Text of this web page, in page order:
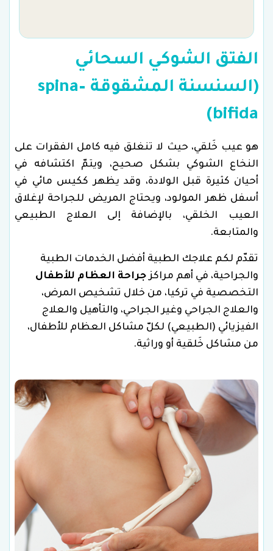
الفتق الشوكي السحائي
(السنسنة المشقوقة –spina
bifida)
هو عيب خَلقي، حيث لا تنغلق فيه كامل الفقرات على
النخاع الشوكي بشكل صحيح، ويتمّ اكتشافه في
أحيان كثيرة قبل الولادة، وقد يظهر ككيس مائي في
أسفل ظهر المولود، ويحتاج المريض للجراحة لإغلاق
العيب الخلقي، بالإضافة إلى العلاج الطبيعي
والمتابعة.
تقدّم لكم علاجك الطبية أفضل الخدمات الطبية
والجراحية، في أهم مراكزجراحة العظام للأطفال
التخصصية في تركيا، من خلال تشخيص المرض،
والعلاج الجراحي وغير الجراحي، والتأهيل والعلاج
الفيزيائي (الطبيعي) لكلّ مشاكل العظام للأطفال،
من مشاكل خَلقية أو وراثية.